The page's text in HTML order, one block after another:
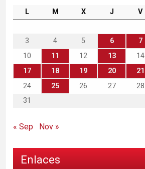
L M X J V
3
4 5 6 7
10
11 12 13 14
17
18 19 20 21
24
25 26 27 28
31
« Sep Nov »
Enlaces